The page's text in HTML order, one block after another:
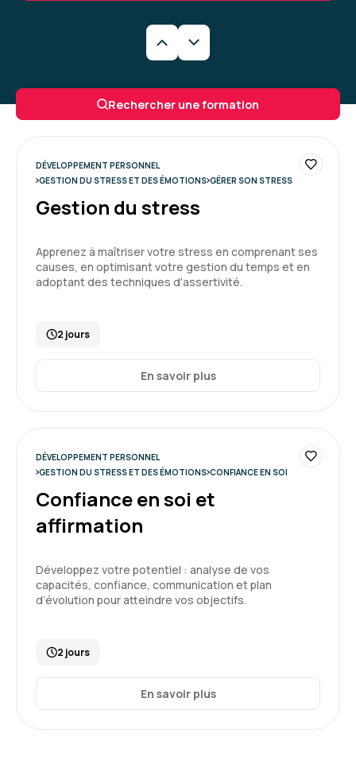
5
Belle expérience, première fois que j'ai une
formation avec Aelion, très contente d'avoir pu
La formatrice est top.
Marine S.
Une formation riche et très intéressante
Ergonomie du site "espace apprenant" facile,
clair et fluide (émargement, documents,
supports)
Formation : Confiance en soi et affirmation
formation avec Aelion, très contente d'avoir pu
Rechercher une formation
DÉVELOPPEMENT PERSONNEL
GESTION DU STRESS ET DES ÉMOTIONS GÉRER SON STRESS
Gestion du stress
Apprenez à maîtriser votre stress en comprenant ses
causes, en optimisant votre gestion du temps et en
adoptant des techniques d'assertivité.
2 jours
En savoir plus
DÉVELOPPEMENT PERSONNEL
GESTION DU STRESS ET DES ÉMOTIONS CONFIANCE EN SOI
Confiance en soi et
affirmation
Développez votre potentiel : analyse de vos
capacités, confiance, communication et plan
d’évolution pour atteindre vos objectifs.
2 jours
En savoir plus